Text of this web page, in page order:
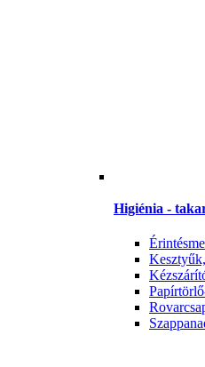
Higiénia -